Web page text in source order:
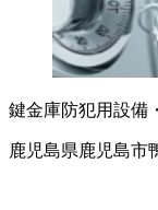
鍵金庫防犯用設備
鹿児島県鹿児島市